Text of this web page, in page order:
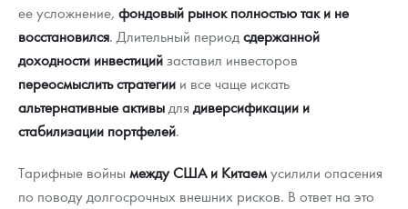
ее усложнение, фондовый рынок полностью так и не
восстановился. Длительный периодсдержанной
доходности инвестицийзаставил инвесторов
переосмыслить стратегии и все чаще искать
альтернативные активыдлядиверсификации и
стабилизации портфелей.
Тарифные войны между США и Китаемусилили опасения
по поводу долгосрочных внешних рисков. В ответ на это